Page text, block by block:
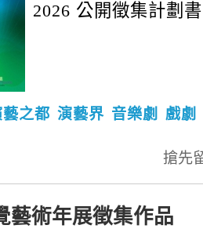
2026 公開徵集計劃
藝之都 演藝界 音樂劇
戲劇
搶先
藝術年展徵集作品